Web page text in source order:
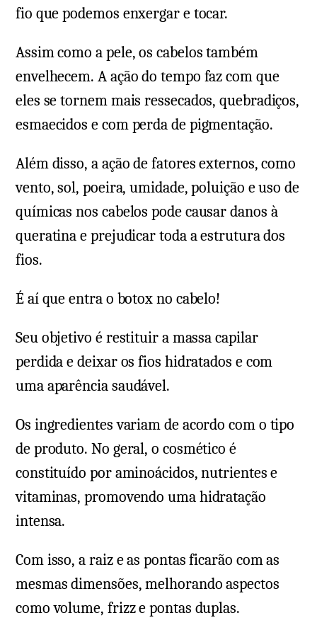
fio que podemos enxergar e tocar.
Assim como a pele, os cabelos também
envelhecem. A ação do tempo faz com que
eles se tornem mais ressecados, quebradiços,
esmaecidos e com perda de pigmentação.
Além disso, a ação de fatores externos, como
vento, sol, poeira, umidade, poluição e uso de
químicas nos cabelos pode causar danos à
queratina e prejudicar toda a estrutura dos
fios.
É aí que entra o botox no cabelo!
Seu objetivo é restituir a massa capilar
perdida e deixar os fios hidratados e com
uma aparência saudável.
Os ingredientes variam de acordo com o tipo
de produto. No geral, o cosmético é
constituído por aminoácidos, nutrientes e
vitaminas, promovendo uma hidratação
intensa.
Com isso, a raiz e as pontas ficarão com as
mesmas dimensões, melhorando aspectos
como volume, frizz e pontas duplas.